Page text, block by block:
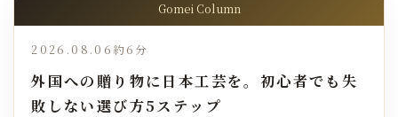
Gomei Column
2026.08.06 約6分
外国への贈り物に日本工芸を。初心者でも失
敗しない選び方5ステップ